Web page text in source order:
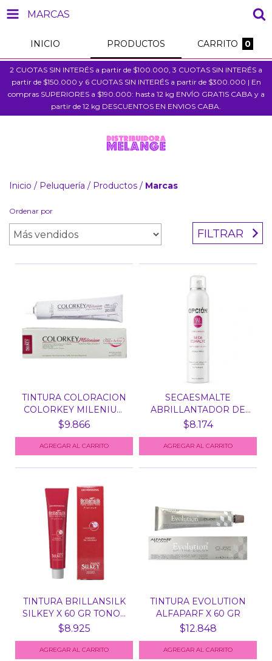
MARCAS
INICIO PRODUCTOS CARRITO 0
2 CUOTAS SIN INTERÉS a partir de $100.000, 3 CUOTAS SIN INTERÉS a
partir de $150.000 y 6 CUOTAS SIN INTERÉS a partir de $300.000 | En
compras SUPERIORES a $190.000: hasta 12 kg ENVÍO GRATIS CABA y a
partir de 12 kg DESCUENTOS EN ENVIOS CABA.
Inicio / Peluquería / Productos / Marcas
Ordenar por
FILTRAR
TINTURA COLORACION
COLORKEY MILENIUM
SIL...
$9.866
AGREGAR AL CARRITO
SECAESMALTE
ABRILLANTADOR DE
UÑAS OPCION...
$8.174
TINTURA BRILLANSILK
SILKEY X 60 GR TONO...
$8.925
TINTURA EVOLUTION
ALFAPARF X 60 GR
$12.848